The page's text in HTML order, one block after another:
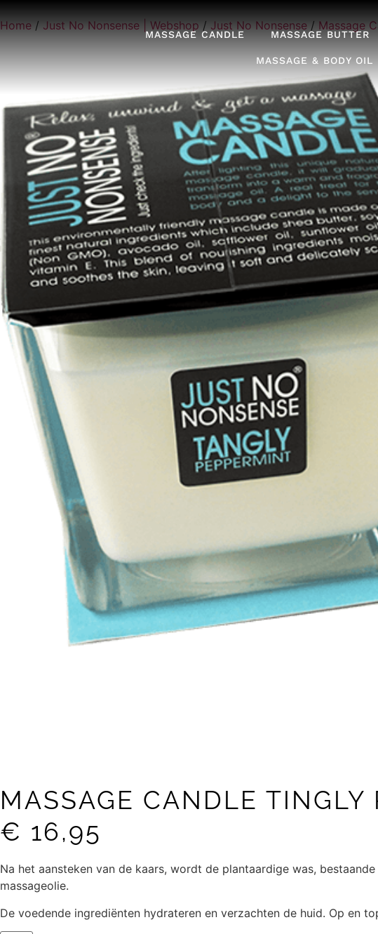
MASSAGE CANDLE MASSAGE BUTTER
MASSAGE & BODY OIL
Home / Just No Nonsense | Webshop / Just No Nonsense / Massage
MASSAGE CANDLE TINGLY
€ 16,95
Na het aansteken van de kaars, wordt de plantaardige was,
massageolie.
De voedende ingrediënten hydrateren en verzachten de huid. Op en